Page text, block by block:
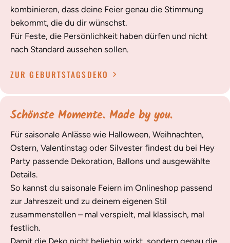
kombinieren, dass deine Feier genau die Stimmung
bekommt, die du dir wünschst.
Für Feste, die Persönlichkeit haben dürfen und nicht
nach Standard aussehen sollen.
ZUR GEBURTSTAGSDEKO
Schönste Momente. Made by you.
Für saisonale Anlässe wie Halloween, Weihnachten,
Ostern, Valentinstag oder Silvester findest du bei Hey
Party passende Dekoration, Ballons und ausgewählte
Details.
So kannst du saisonale Feiern im Onlineshop passend
zur Jahreszeit und zu deinem eigenen Stil
zusammenstellen – mal verspielt, mal klassisch, mal
festlich.
Damit die Deko nicht beliebig wirkt, sondern genau die